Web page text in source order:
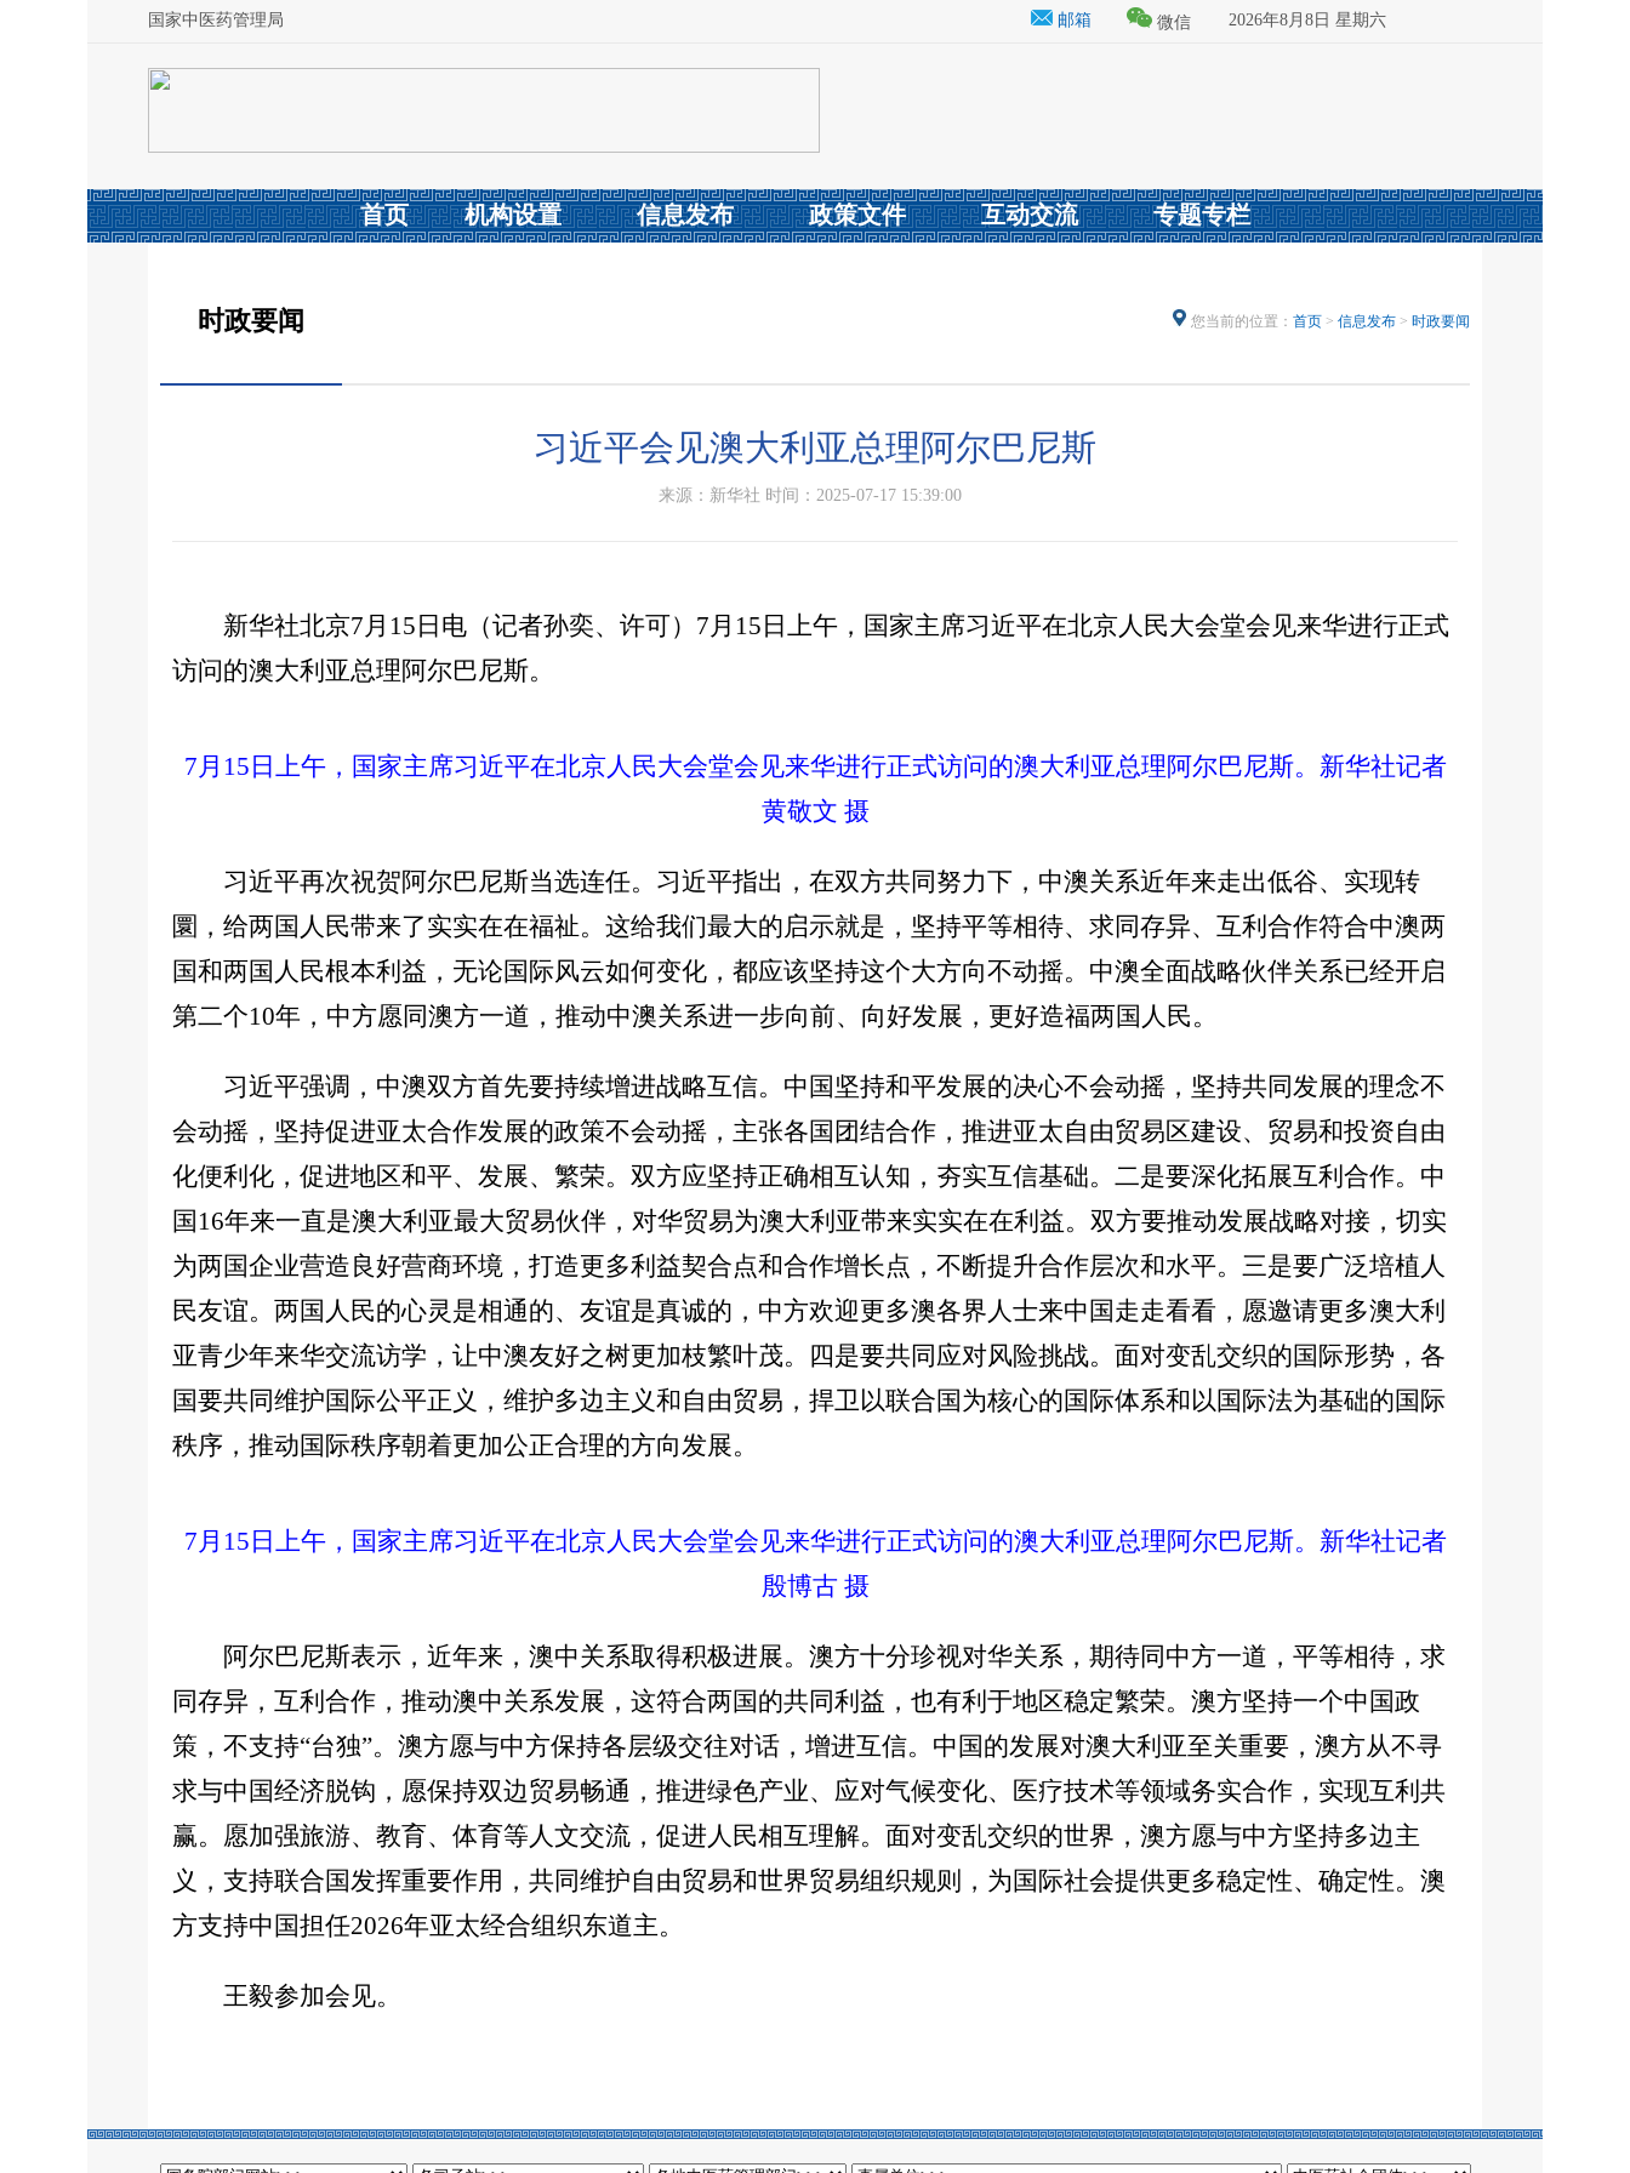
国家中医药管理局 邮箱 微信 2026年8月8日 星期六
首页 机构设置 信息发布 政策文件 互动交流 专题专栏
时政要闻 您当前的位置： 首页 > 信息发布 > 时政要闻
习近平会见澳大利亚总理阿尔巴尼斯
来源：新华社 时间：2025-07-17 15:39:00
新华社北京7月15日电（记者孙奕、许可）7月15日上午，国家主席习近平在北京人民大会堂会见来华进行正式
访问的澳大利亚总理阿尔巴尼斯。
7月15日上午，国家主席习近平在北京人民大会堂会见来华进行正式访问的澳大利亚总理阿尔巴尼斯。新华社记者
黄敬文 摄
习近平再次祝贺阿尔巴尼斯当选连任。习近平指出，在双方共同努力下，中澳关系近年来走出低谷、实现转
圜，给两国人民带来了实实在在福祉。这给我们最大的启示就是，坚持平等相待、求同存异、互利合作符合中澳两
国和两国人民根本利益，无论国际风云如何变化，都应该坚持这个大方向不动摇。中澳全面战略伙伴关系已经开启
第二个10年，中方愿同澳方一道，推动中澳关系进一步向前、向好发展，更好造福两国人民。
习近平强调，中澳双方首先要持续增进战略互信。中国坚持和平发展的决心不会动摇，坚持共同发展的理念不
会动摇，坚持促进亚太合作发展的政策不会动摇，主张各国团结合作，推进亚太自由贸易区建设、贸易和投资自由
化便利化，促进地区和平、发展、繁荣。双方应坚持正确相互认知，夯实互信基础。二是要深化拓展互利合作。中
国16年来一直是澳大利亚最大贸易伙伴，对华贸易为澳大利亚带来实实在在利益。双方要推动发展战略对接，切实
为两国企业营造良好营商环境，打造更多利益契合点和合作增长点，不断提升合作层次和水平。三是要广泛培植人
民友谊。两国人民的心灵是相通的、友谊是真诚的，中方欢迎更多澳各界人士来中国走走看看，愿邀请更多澳大利
亚青少年来华交流访学，让中澳友好之树更加枝繁叶茂。四是要共同应对风险挑战。面对变乱交织的国际形势，各
国要共同维护国际公平正义，维护多边主义和自由贸易，捍卫以联合国为核心的国际体系和以国际法为基础的国际
秩序，推动国际秩序朝着更加公正合理的方向发展。
7月15日上午，国家主席习近平在北京人民大会堂会见来华进行正式访问的澳大利亚总理阿尔巴尼斯。新华社记者
殷博古 摄
阿尔巴尼斯表示，近年来，澳中关系取得积极进展。澳方十分珍视对华关系，期待同中方一道，平等相待，求
同存异，互利合作，推动澳中关系发展，这符合两国的共同利益，也有利于地区稳定繁荣。澳方坚持一个中国政
策，不支持“台独”。澳方愿与中方保持各层级交往对话，增进互信。中国的发展对澳大利亚至关重要，澳方从不寻
求与中国经济脱钩，愿保持双边贸易畅通，推进绿色产业、应对气候变化、医疗技术等领域务实合作，实现互利共
赢。愿加强旅游、教育、体育等人文交流，促进人民相互理解。面对变乱交织的世界，澳方愿与中方坚持多边主
义，支持联合国发挥重要作用，共同维护自由贸易和世界贸易组织规则，为国际社会提供更多稳定性、确定性。澳
方支持中国担任2026年亚太经合组织东道主。
王毅参加会见。